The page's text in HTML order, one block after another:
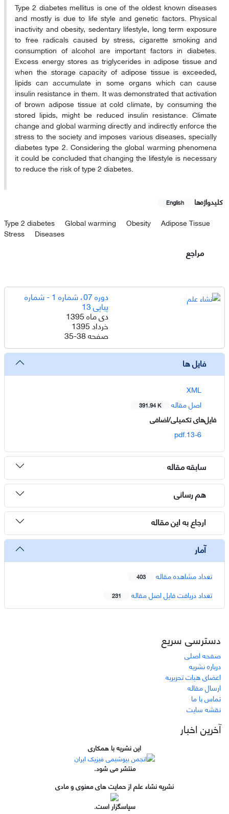
Type 2 diabetes mellitus is one of the oldest known diseases
and mostly is due to life style and genetic factors. Physical
inactivity and obesity, sedentary lifestyle, long term exposure
to free radicals caused by stress, cigarette smoking and
consumption of alcohol are important factors in diabetes.
Excess energy stores as triglycerides in adipose tissue and
when the storage capacity of adipose tissue is exceeded,
lipids can accumulate in some organs which can cause
insulin resistance in them. It was demonstrated that activation
of brown adipose tissue at cold climate, by consuming the
stored lipids, might be reduced insulin resistance. Climate
change and global warming directly and indirectly enforce the
stress to the society and imposes various diseases, specially
diabetes type 2. Considering the global warming phenomena
it could be concluded that changing the lifestyle is necessary
to reduce the risk of type 2 diabetes.
کلیدواژه‌ها English
Type 2 diabetes Global warming Obesity
Adipose Tissue
Stress
Diseases
مراجع
دوره 07، شماره 1 - شماره
پیاپی 13
دی ماه 1395
خرداد 1395
صفحه35-38
فایل ها
XML
اصل مقاله
391.94 K
فایل‌های تکمیلی/اضافی
13-6.pdf
سابقه مقاله
هم رسانی
ارجاع به این مقاله
آمار
تعداد مشاهده مقاله 403
تعداد دریافت فایل اصل مقاله 231
دسترسی سریع
صفحه اصلی
درباره نشریه
اعضای هیات تحریریه
ارسال مقاله
تماس با ما
نقشه سایت
آخرین اخبار
این نشریه با همکاری
منتشر می شود.
نشریه نشاء علم از حمایت های معنوی و مادی
سپاسگزار است.